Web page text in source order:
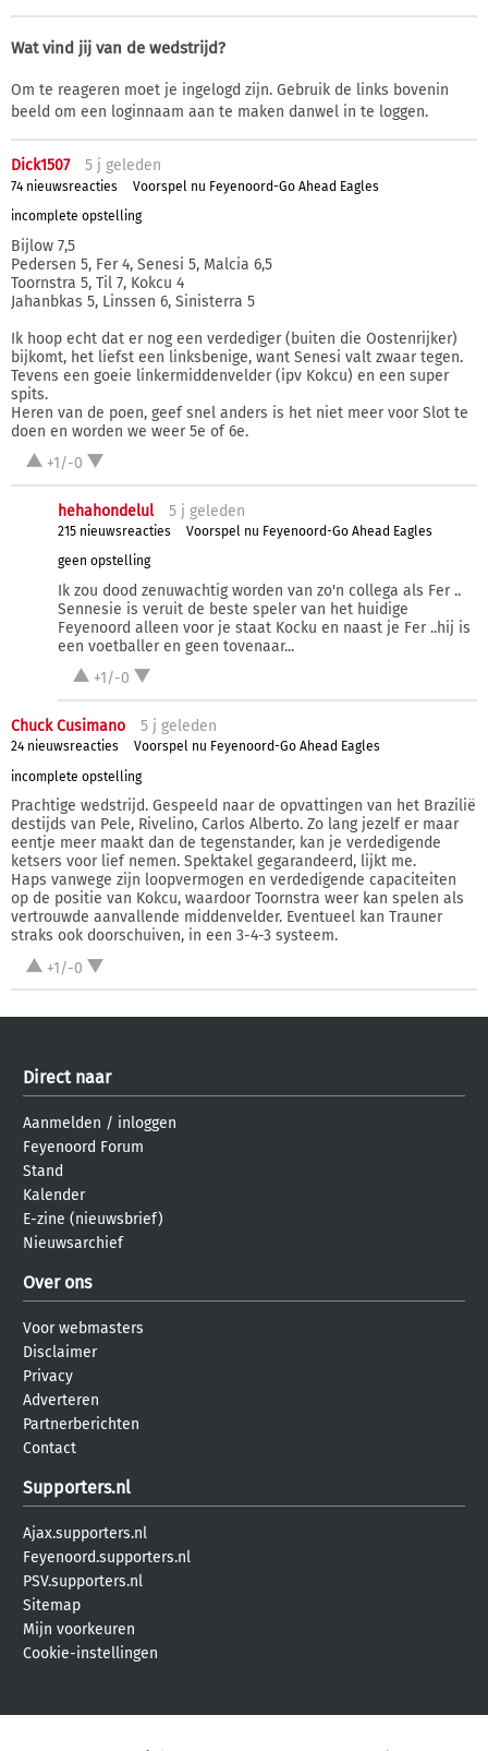
Wat vind jij van de wedstrijd?
Om te reageren moet je ingelogd zijn. Gebruik de links bovenin
beeld om een loginnaam aan te maken danwel in te loggen.
Dick1507 5 j geleden
74 nieuwsreacties
Voorspel nu Feyenoord-Go Ahead Eagles
incomplete opstelling
Bijlow 7,5
Pedersen 5, Fer 4, Senesi 5, Malcia 6,5
Toornstra 5, Til 7, Kokcu 4
Jahanbkas 5, Linssen 6, Sinisterra 5
Ik hoop echt dat er nog een verdediger (buiten die Oostenrijker)
bijkomt, het liefst een linksbenige, want Senesi valt zwaar tegen.
Tevens een goeie linkermiddenvelder (ipv Kokcu) en een super
spits.
Heren van de poen, geef snel anders is het niet meer voor Slot te
doen en worden we weer 5e of 6e.
+1/-0
hehahondelul 5 j geleden
215 nieuwsreacties
Voorspel nu Feyenoord-Go Ahead Eagles
geen opstelling
Ik zou dood zenuwachtig worden van zo'n collega als Fer ..
Sennesie is veruit de beste speler van het huidige
Feyenoord alleen voor je staat Kocku en naast je Fer ..hij is
een voetballer en geen tovenaar...
+1/-0
Chuck Cusimano 5 j geleden
24 nieuwsreacties
Voorspel nu Feyenoord-Go Ahead Eagles
incomplete opstelling
Prachtige wedstrijd. Gespeeld naar de opvattingen van het Brazilië
destijds van Pele, Rivelino, Carlos Alberto. Zo lang jezelf er maar
eentje meer maakt dan de tegenstander, kan je verdedigende
ketsers voor lief nemen. Spektakel gegarandeerd, lijkt me.
Haps vanwege zijn loopvermogen en verdedigende capaciteiten
op de positie van Kokcu, waardoor Toornstra weer kan spelen als
vertrouwde aanvallende middenvelder. Eventueel kan Trauner
straks ook doorschuiven, in een 3-4-3 systeem.
+1/-0
Direct naar
Aanmelden / inloggen
Feyenoord Forum
Stand
Kalender
E-zine (nieuwsbrief)
Nieuwsarchief
Over ons
Voor webmasters
Disclaimer
Privacy
Adverteren
Partnerberichten
Contact
Supporters.nl
Ajax.supporters.nl
Feyenoord.supporters.nl
PSV.supporters.nl
Sitemap
Mijn voorkeuren
Cookie-instellingen